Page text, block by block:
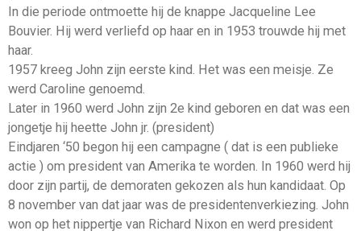
In die periode ontmoette hij de knappe Jacqueline Lee
Bouvier. Hij werd verliefd op haar en in 1953 trouwde hij met
haar.
1957 kreeg John zijn eerste kind. Het was een meisje. Ze
werd Caroline genoemd.
Later in 1960 werd John zijn 2e kind geboren en dat was een
jongetje hij heette John jr. (president)
Eindjaren ‘50 begon hij een campagne ( dat is een publieke
actie ) om president van Amerika te worden. In 1960 werd hij
door zijn partij, de demoraten gekozen als hun kandidaat. Op
8 november van dat jaar was de presidentenverkiezing. John
won op het nippertje van Richard Nixon en werd president